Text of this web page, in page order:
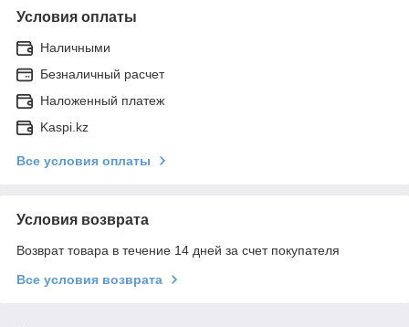
Условия оплаты
Наличными
Безналичный расчет
Наложенный платеж
Kaspi.kz
Все условия оплаты
Условия возврата
Возврат товара в течение 14 дней за счет покупателя
Все условия возврата